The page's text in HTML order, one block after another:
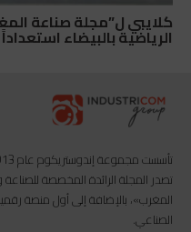
كلايبي ل”مجلة صناعة
الرياضية بالبيضاء استعداداً
تصدر المجلة الرائدة المخصصة للصناعة
المغرب»، بالإضافة إلى أول منصة
الصناعي.